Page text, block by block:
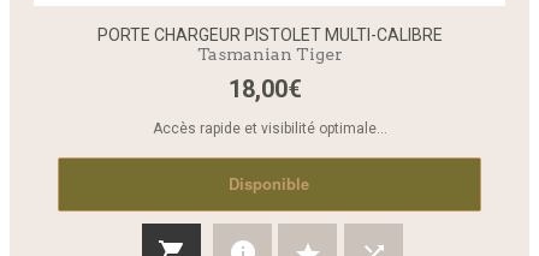
PORTE CHARGEUR PISTOLET MULTI-CALIBRE
Tasmanian Tiger
18,00€
Accès rapide et visibilité optimale...
Disponible